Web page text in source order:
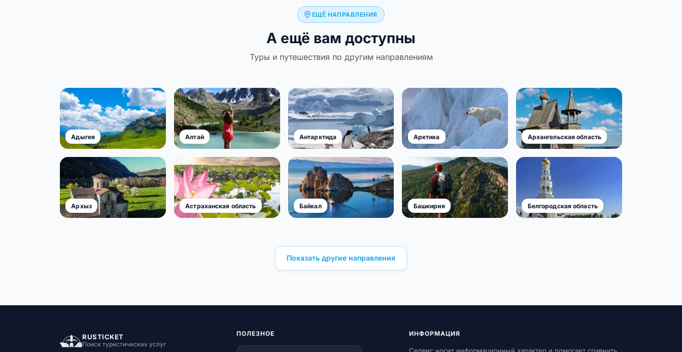
ЕЩЁ НАПРАВЛЕНИЯ
А ещё вам доступны
Туры и путешествия по другим направлениям
Адыгея Алтай Антарктида Арктика Архангельская область
Архыз Астраханская область Байкал Башкирия Белгородская область
Показать другие направления
RUSTICKET
Поиск туристических услуг
ПОЛЕЗНОЕ ИНФОРМАЦИЯ
Сервис носит информационный характер и помогает сравнить